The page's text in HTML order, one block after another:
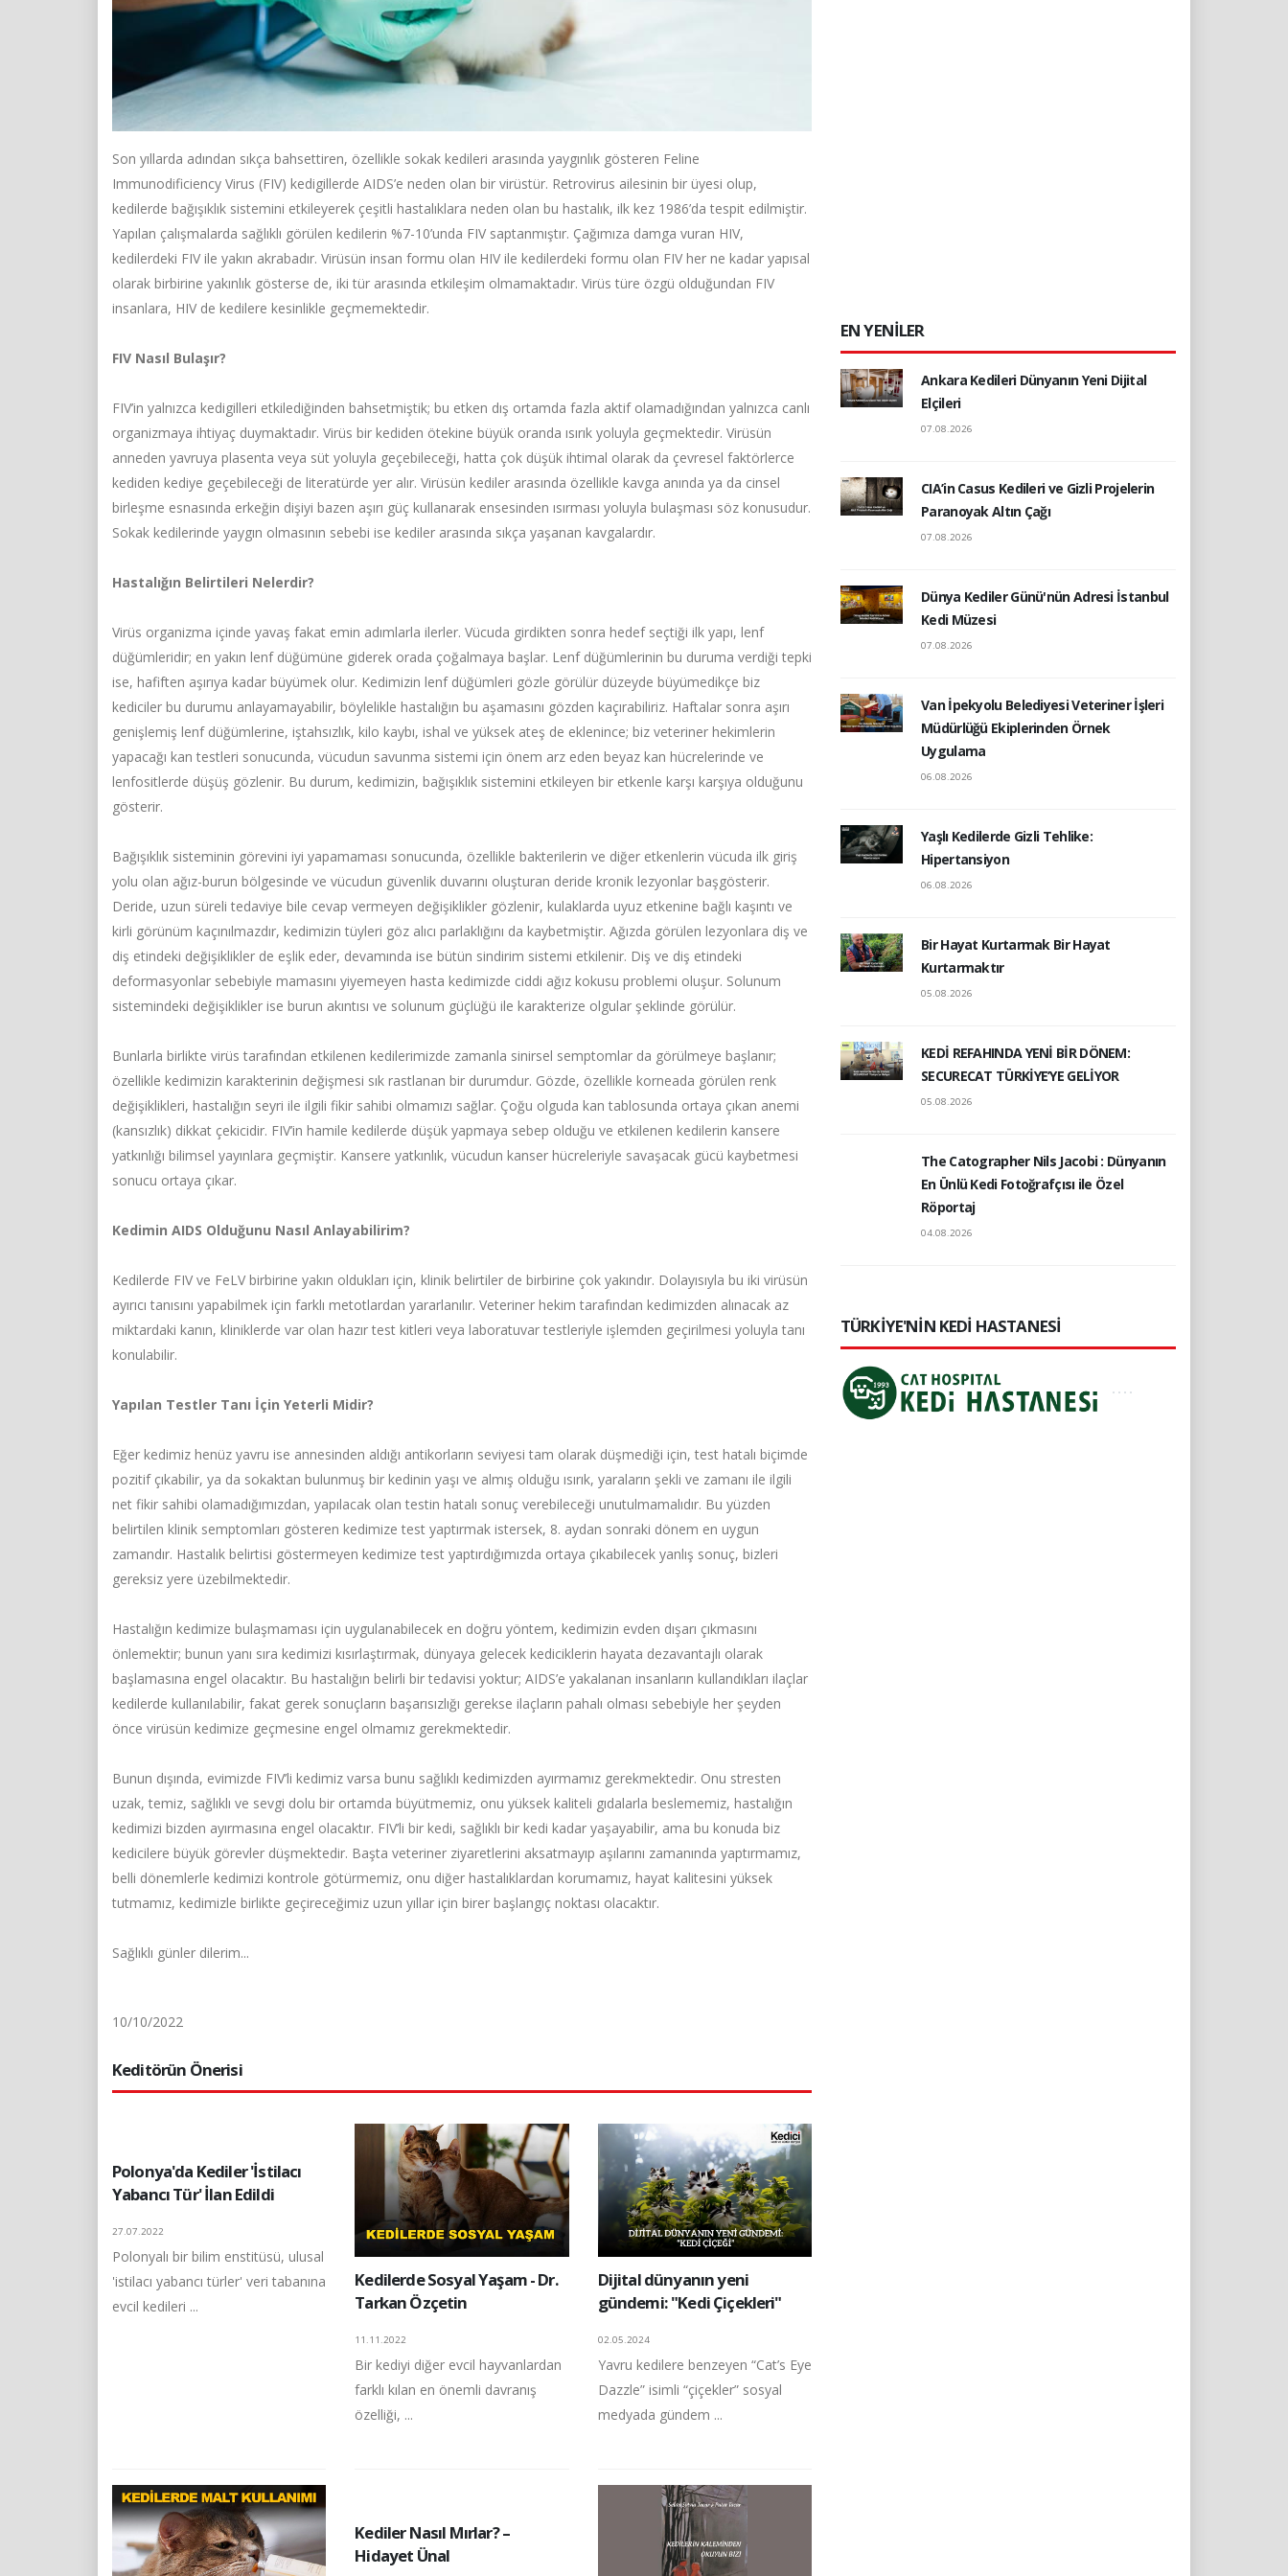
Son yıllarda adından sıkça bahsettiren, özellikle sokak kedileri arasında yaygınlık gösteren Feline
Immunodificiency Virus (FIV) kedigillerde AIDS’e neden olan bir virüstür. Retrovirus ailesinin bir üyesi olup,
kedilerde bağışıklık sistemini etkileyerek çeşitli hastalıklara neden olan bu hastalık, ilk kez 1986’da tespit edilmiştir.
Yapılan çalışmalarda sağlıklı görülen kedilerin %7-10’unda FIV saptanmıştır. Çağımıza damga vuran HIV,
kedilerdeki FIV ile yakın akrabadır. Virüsün insan formu olan HIV ile kedilerdeki formu olan FIV her ne kadar yapısal
olarak birbirine yakınlık gösterse de, iki tür arasında etkileşim olmamaktadır. Virüs türe özgü olduğundan FIV
insanlara, HIV de kedilere kesinlikle geçmemektedir.
FIV Nasıl Bulaşır?
FIV’in yalnızca kedigilleri etkilediğinden bahsetmiştik; bu etken dış ortamda fazla aktif olamadığından yalnızca canlı
organizmaya ihtiyaç duymaktadır. Virüs bir kediden ötekine büyük oranda ısırık yoluyla geçmektedir. Virüsün
anneden yavruya plasenta veya süt yoluyla geçebileceği, hatta çok düşük ihtimal olarak da çevresel faktörlerce
kediden kediye geçebileceği de literatürde yer alır. Virüsün kediler arasında özellikle kavga anında ya da cinsel
birleşme esnasında erkeğin dişiyi bazen aşırı güç kullanarak ensesinden ısırması yoluyla bulaşması söz konusudur.
Sokak kedilerinde yaygın olmasının sebebi ise kediler arasında sıkça yaşanan kavgalardır.
Hastalığın Belirtileri Nelerdir?
Virüs organizma içinde yavaş fakat emin adımlarla ilerler. Vücuda girdikten sonra hedef seçtiği ilk yapı, lenf
düğümleridir; en yakın lenf düğümüne giderek orada çoğalmaya başlar. Lenf düğümlerinin bu duruma verdiği tepki
ise, hafiften aşırıya kadar büyümek olur. Kedimizin lenf düğümleri gözle görülür düzeyde büyümedikçe biz
kediciler bu durumu anlayamayabilir, böylelikle hastalığın bu aşamasını gözden kaçırabiliriz. Haftalar sonra aşırı
genişlemiş lenf düğümlerine, iştahsızlık, kilo kaybı, ishal ve yüksek ateş de eklenince; biz veteriner hekimlerin
yapacağı kan testleri sonucunda, vücudun savunma sistemi için önem arz eden beyaz kan hücrelerinde ve
lenfositlerde düşüş gözlenir. Bu durum, kedimizin, bağışıklık sistemini etkileyen bir etkenle karşı karşıya olduğunu
gösterir.
Bağışıklık sisteminin görevini iyi yapamaması sonucunda, özellikle bakterilerin ve diğer etkenlerin vücuda ilk giriş
yolu olan ağız-burun bölgesinde ve vücudun güvenlik duvarını oluşturan deride kronik lezyonlar başgösterir.
Deride, uzun süreli tedaviye bile cevap vermeyen değişiklikler gözlenir, kulaklarda uyuz etkenine bağlı kaşıntı ve
kirli görünüm kaçınılmazdır, kedimizin tüyleri göz alıcı parlaklığını da kaybetmiştir. Ağızda görülen lezyonlara diş ve
diş etindeki değişiklikler de eşlik eder, devamında ise bütün sindirim sistemi etkilenir. Diş ve diş etindeki
deformasyonlar sebebiyle mamasını yiyemeyen hasta kedimizde ciddi ağız kokusu problemi oluşur. Solunum
sistemindeki değişiklikler ise burun akıntısı ve solunum güçlüğü ile karakterize olgular şeklinde görülür.
Bunlarla birlikte virüs tarafından etkilenen kedilerimizde zamanla sinirsel semptomlar da görülmeye başlanır;
özellikle kedimizin karakterinin değişmesi sık rastlanan bir durumdur. Gözde, özellikle korneada görülen renk
değişiklikleri, hastalığın seyri ile ilgili fikir sahibi olmamızı sağlar. Çoğu olguda kan tablosunda ortaya çıkan anemi
(kansızlık) dikkat çekicidir. FIV’in hamile kedilerde düşük yapmaya sebep olduğu ve etkilenen kedilerin kansere
yatkınlığı bilimsel yayınlara geçmiştir. Kansere yatkınlık, vücudun kanser hücreleriyle savaşacak gücü kaybetmesi
sonucu ortaya çıkar.
Kedimin AIDS Olduğunu Nasıl Anlayabilirim?
Kedilerde FIV ve FeLV birbirine yakın oldukları için, klinik belirtiler de birbirine çok yakındır. Dolayısıyla bu iki virüsün
ayırıcı tanısını yapabilmek için farklı metotlardan yararlanılır. Veteriner hekim tarafından kedimizden alınacak az
miktardaki kanın, kliniklerde var olan hazır test kitleri veya laboratuvar testleriyle işlemden geçirilmesi yoluyla tanı
konulabilir.
Yapılan Testler Tanı İçin Yeterli Midir?
Eğer kedimiz henüz yavru ise annesinden aldığı antikorların seviyesi tam olarak düşmediği için, test hatalı biçimde
pozitif çıkabilir, ya da sokaktan bulunmuş bir kedinin yaşı ve almış olduğu ısırık, yaraların şekli ve zamanı ile ilgili
net fikir sahibi olamadığımızdan, yapılacak olan testin hatalı sonuç verebileceği unutulmamalıdır. Bu yüzden
belirtilen klinik semptomları gösteren kedimize test yaptırmak istersek, 8. aydan sonraki dönem en uygun
zamandır. Hastalık belirtisi göstermeyen kedimize test yaptırdığımızda ortaya çıkabilecek yanlış sonuç, bizleri
gereksiz yere üzebilmektedir.
Hastalığın kedimize bulaşmaması için uygulanabilecek en doğru yöntem, kedimizin evden dışarı çıkmasını
önlemektir; bunun yanı sıra kedimizi kısırlaştırmak, dünyaya gelecek kediciklerin hayata dezavantajlı olarak
başlamasına engel olacaktır. Bu hastalığın belirli bir tedavisi yoktur; AIDS’e yakalanan insanların kullandıkları ilaçlar
kedilerde kullanılabilir, fakat gerek sonuçların başarısızlığı gerekse ilaçların pahalı olması sebebiyle her şeyden
önce virüsün kedimize geçmesine engel olmamız gerekmektedir.
Bunun dışında, evimizde FIV’li kedimiz varsa bunu sağlıklı kedimizden ayırmamız gerekmektedir. Onu stresten
uzak, temiz, sağlıklı ve sevgi dolu bir ortamda büyütmemiz, onu yüksek kaliteli gıdalarla beslememiz, hastalığın
kedimizi bizden ayırmasına engel olacaktır. FIV’li bir kedi, sağlıklı bir kedi kadar yaşayabilir, ama bu konuda biz
kedicilere büyük görevler düşmektedir. Başta veteriner ziyaretlerini aksatmayıp aşılarını zamanında yaptırmamız,
belli dönemlerle kedimizi kontrole götürmemiz, onu diğer hastalıklardan korumamız, hayat kalitesini yüksek
tutmamız, kedimizle birlikte geçireceğimiz uzun yıllar için birer başlangıç noktası olacaktır.
Sağlıklı günler dilerim...
10/10/2022
Keditörün Önerisi
Polonya'da Kediler 'İstilacı
Yabancı Tür' İlan Edildi
27.07.2022
Polonyalı bir bilim enstitüsü, ulusal
'istilacı yabancı türler' veri tabanına
evcil kedileri ...
Kedilerde Sosyal Yaşam - Dr.
Tarkan Özçetin
11.11.2022
Bir kediyi diğer evcil hayvanlardan
farklı kılan en önemli davranış
özelliği, ...
Dijital dünyanın yeni
gündemi: "Kedi Çiçekleri"
02.05.2024
Yavru kedilere benzeyen “Cat’s Eye
Dazzle” isimli “çiçekler” sosyal
medyada gündem ...
Kediler Nasıl Mırlar? –
Hidayet Ünal
EN YENİLER
Ankara Kedileri Dünyanın Yeni Dijital
Elçileri
07.08.2026
CIA’in Casus Kedileri ve Gizli Projelerin
Paranoyak Altın Çağı
07.08.2026
Dünya Kediler Günü'nün Adresi İstanbul
Kedi Müzesi
07.08.2026
Van İpekyolu Belediyesi Veteriner İşleri
Müdürlüğü Ekiplerinden Örnek
Uygulama
06.08.2026
Yaşlı Kedilerde Gizli Tehlike:
Hipertansiyon
06.08.2026
Bir Hayat Kurtarmak Bir Hayat
Kurtarmaktır
05.08.2026
KEDİ REFAHINDA YENİ BİR DÖNEM:
SECURECAT TÜRKİYE’YE GELİYOR
05.08.2026
The Catographer Nils Jacobi : Dünyanın
En Ünlü Kedi Fotoğrafçısı ile Özel
Röportaj
04.08.2026
TÜRKİYE'NİN KEDİ HASTANESİ